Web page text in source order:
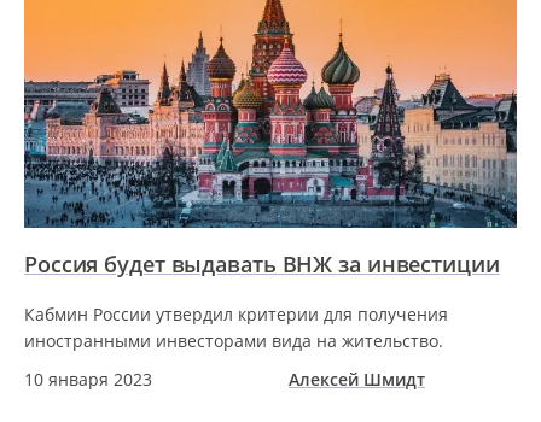
Россия будет выдавать ВНЖ за инвестиции
Кабмин России утвердил критерии для получения
иностранными инвесторами вида на жительство.
10 января 2023
Алексей Шмидт